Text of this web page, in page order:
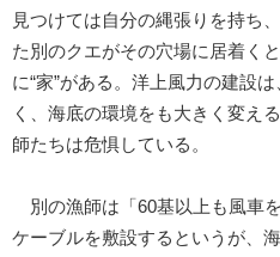
見つけては自分の縄張りを持ち
た別のクエがその穴場に居着く
に“家”がある。洋上風力の建設
く、海底の環境をも大きく変え
師たちは危惧している。
別の漁師は「60基以上も風車
ケーブルを敷設するというが、